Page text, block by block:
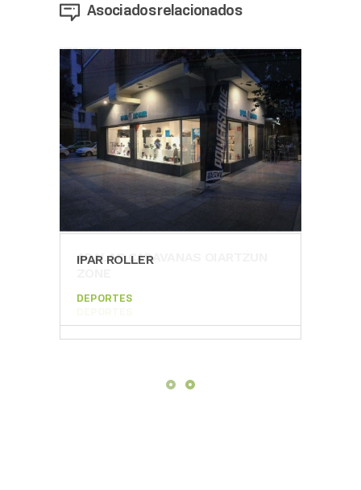
Asociados relacionados
IPAR ROLLER
DEPORTES
ARALAR CARAVANAS OIARTZUN